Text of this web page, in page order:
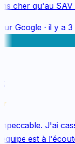
cher qu'au SAV
Google· il y a 3
J'ai
est à